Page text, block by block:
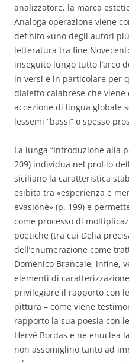
analizzatore, la marca
Analoga operazione viene
definito «uno degli autori
letteratura tra fine
inseguito lungo tutto l’arco
in versi e in particolare per
dialetto calabrese che
accezione di lingua globale
lessemi “bassi” o spesso
La lunga “Introduzione alla
209) individua nel profilo
siciliano la caratteristica
esibita tra «esperienza e
evasione» (p. 199) e
come processo di
poetiche (tra cui Delia
dell’enumerazione come
Domenico Brancale, infine,
elementi di
privilegiare il rapporto con
pittura – come viene
rapporto la sua poesia con
Hervé Bordas e ne enuclea
non assomiglino tanto ad